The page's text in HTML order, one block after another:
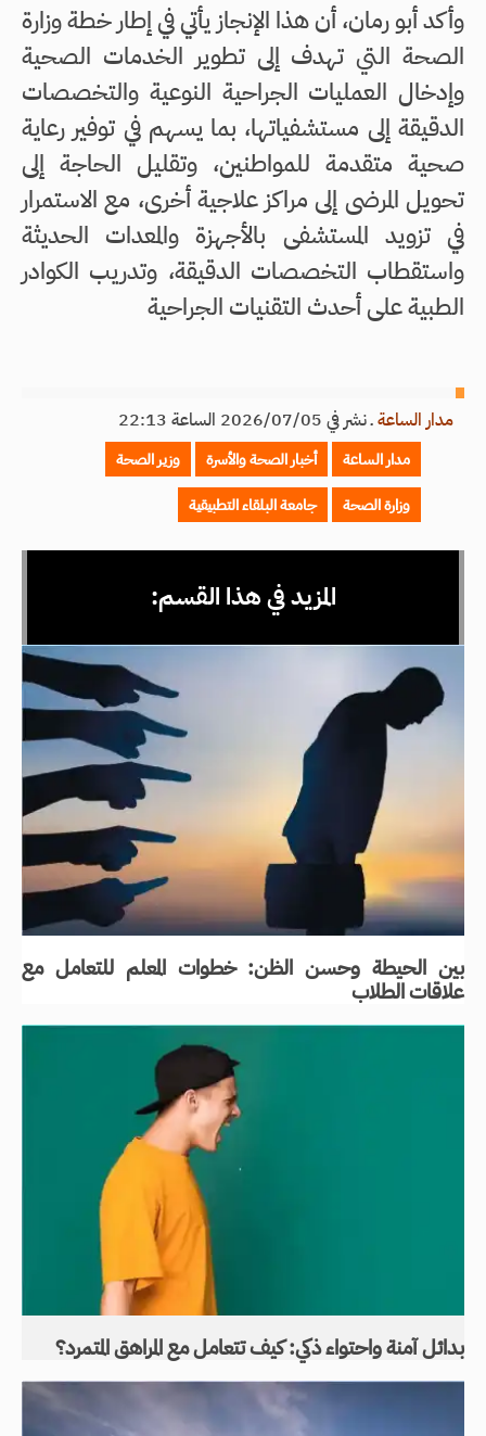
وأكد أبو رمان، أن هذا الإنجاز يأتي في إطار خطة وزارة
الصحة التي تهدف إلى تطوير الخدمات الصحية
وإدخال العمليات الجراحية النوعية والتخصصات
الدقيقة إلى مستشفياتها، بما يسهم في توفير رعاية
صحية متقدمة للمواطنين، وتقليل الحاجة إلى
تحويل المرضى إلى مراكز علاجية أخرى، مع الاستمرار
في تزويد المستشفى بالأجهزة والمعدات الحديثة
واستقطاب التخصصات الدقيقة، وتدريب الكوادر
الطبية على أحدث التقنيات الجراحية
مدار الساعةـنشر في 2026/07/05 الساعة 22:13
مدار الساعة أخبار الصحة والأسرة
وزير الصحة
وزارة الصحة
جامعة البلقاء التطبيقية
المزيد في هذا القسم:
بين الحيطة وحسن الظن: خطوات المعلم للتعامل مع
علاقات الطلاب
بدائل آمنة واحتواء ذكي: كيف تتعامل مع المراهق المتمرد؟